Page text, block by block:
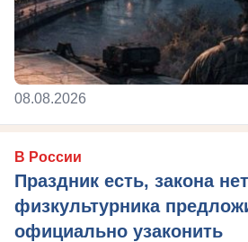
08.08.2026
В России
Праздник есть, закона
физкультурника
официально узаконить